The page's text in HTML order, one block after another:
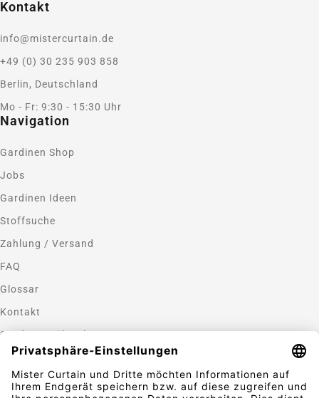
Kontakt
info@mistercurtain.de
+49 (0) 30 235 903 858
Berlin, Deutschland
Mo - Fr: 9:30 - 15:30 Uhr
Navigation
Gardinen Shop
Jobs
Gardinen Ideen
Stoffsuche
Zahlung / Versand
FAQ
Glossar
Kontakt
Gardinen nähen lassen
Zahlungsmethoden